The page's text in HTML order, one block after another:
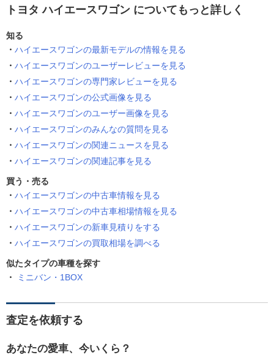
トヨタ ハイエースワゴン についてもっと詳しく
知る
ハイエースワゴンの最新モデルの情報を見る
ハイエースワゴンのユーザーレビューを見る
ハイエースワゴンの専門家レビューを見る
ハイエースワゴンの公式画像を見る
ハイエースワゴンのユーザー画像を見る
ハイエースワゴンのみんなの質問を見る
ハイエースワゴンの関連ニュースを見る
ハイエースワゴンの関連記事を見る
買う・売る
ハイエースワゴンの中古車情報を見る
ハイエースワゴンの中古車相場情報を見る
ハイエースワゴンの新車見積りをする
ハイエースワゴンの買取相場を調べる
似たタイプの車種を探す
ミニバン・1BOX
査定を依頼する
あなたの愛車、今いくら？